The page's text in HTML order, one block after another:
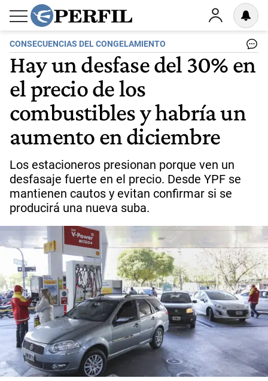
CONSECUENCIAS DEL CONGELAMIENTO
Hay un desfase del 30% en
el precio de los
combustibles y habría un
aumento en diciembre
Los estacioneros presionan porque ven un
desfasaje fuerte en el precio. Desde YPF se
mantienen cautos y evitan confirmar si se
producirá una nueva suba.